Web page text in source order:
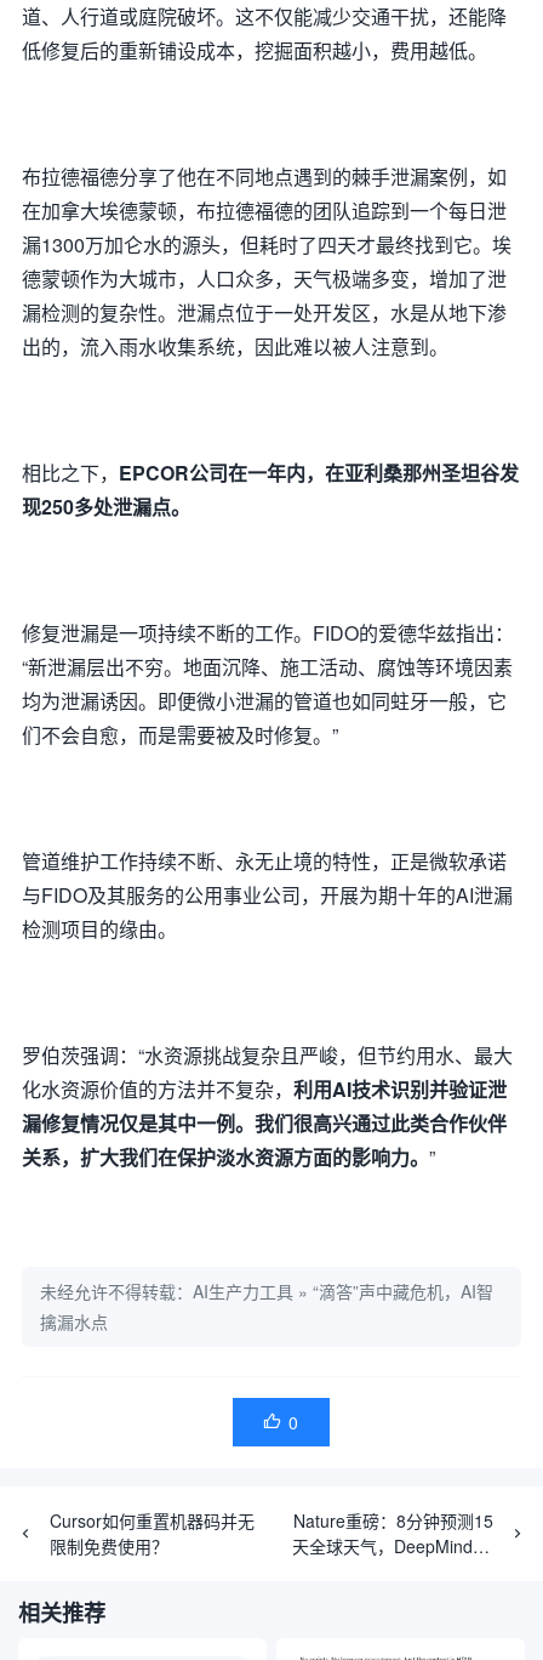
道、人行道或庭院破坏。这不仅能减少交通干扰，还能降
低修复后的重新铺设成本，挖掘面积越小，费用越低。
布拉德福德分享了他在不同地点遇到的棘手泄漏案例，如
在加拿大埃德蒙顿，布拉德福德的团队追踪到一个每日泄
漏1300万加仑水的源头，但耗时了四天才最终找到它。埃
德蒙顿作为大城市，人口众多，天气极端多变，增加了泄
漏检测的复杂性。泄漏点位于一处开发区，水是从地下渗
出的，流入雨水收集系统，因此难以被人注意到。
相比之下， EPCOR公司在一年内，在亚利桑那州圣坦谷发
现250多处泄漏点。
修复泄漏是一项持续不断的工作。FIDO的爱德华兹指出：
“新泄漏层出不穷。地面沉降、施工活动、腐蚀等环境因素
均为泄漏诱因。即便微小泄漏的管道也如同蛀牙一般，它
们不会自愈，而是需要被及时修复。”
管道维护工作持续不断、永无止境的特性，正是微软承诺
与FIDO及其服务的公用事业公司，开展为期十年的AI泄漏
检测项目的缘由。
罗伯茨强调：“水资源挑战复杂且严峻，但节约用水、最大
化水资源价值的方法并不复杂， 利用AI技术识别并验证泄
漏修复情况仅是其中一例。我们很高兴通过此类合作伙伴
关系，扩大我们在保护淡水资源方面的影响力。 ”
未经允许不得转载： AI生产力工具 » “滴答”声中藏危机，AI智
擒漏水点
 0
Cursor如何重置机器码并无
限制免费使用？
Nature重磅：8分钟预测15
天全球天气，DeepMind AI
相关推荐